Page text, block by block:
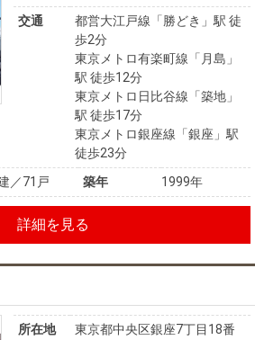
交通
都営大江戸線「勝どき」駅 徒
歩2分
東京メトロ有楽町線「月島」
駅 徒歩12分
東京メトロ日比谷線「築地」
駅 徒歩17分
東京メトロ銀座線「銀座」駅
徒歩23分
／71戸 築年 1999年
詳細を見る
所在地
東京都中央区銀座7丁目18番